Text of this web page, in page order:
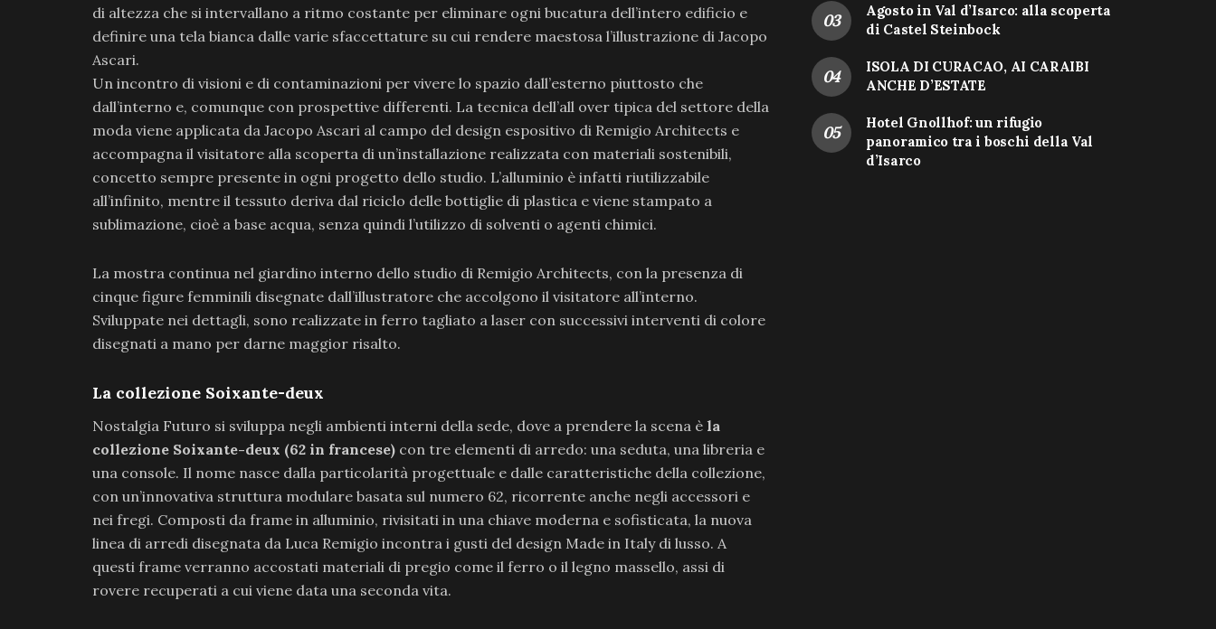
di altezza che si intervallano a ritmo costante per eliminare ogni bucatura dell’intero edificio e
definire una tela bianca dalle varie sfaccettature su cui rendere maestosa l’illustrazione di Jacopo
Ascari.
Un incontro di visioni e di contaminazioni per vivere lo spazio dall’esterno piuttosto che
dall’interno e, comunque con prospettive differenti. La tecnica dell’all over tipica del settore della
moda viene applicata da Jacopo Ascari al campo del design espositivo di Remigio Architects e
accompagna il visitatore alla scoperta di un’installazione realizzata con materiali sostenibili,
concetto sempre presente in ogni progetto dello studio. L’alluminio è infatti riutilizzabile
all’infinito, mentre il tessuto deriva dal riciclo delle bottiglie di plastica e viene stampato a
sublimazione, cioè a base acqua, senza quindi l’utilizzo di solventi o agenti chimici.
La mostra continua nel giardino interno dello studio di Remigio Architects, con la presenza di
cinque figure femminili disegnate dall’illustratore che accolgono il visitatore all’interno.
Sviluppate nei dettagli, sono realizzate in ferro tagliato a laser con successivi interventi di colore
disegnati a mano per darne maggior risalto.
La collezione Soixante-deux
Nostalgia Futuro si sviluppa negli ambienti interni della sede, dove a prendere la scena è la
collezione Soixante-deux (62 in francese) con tre elementi di arredo: una seduta, una libreria e
una console. Il nome nasce dalla particolarità progettuale e dalle caratteristiche della collezione,
con un’innovativa struttura modulare basata sul numero 62, ricorrente anche negli accessori e
nei fregi. Composti da frame in alluminio, rivisitati in una chiave moderna e sofisticata, la nuova
linea di arredi disegnata da Luca Remigio incontra i gusti del design Made in Italy di lusso. A
questi frame verranno accostati materiali di pregio come il ferro o il legno massello, assi di
rovere recuperati a cui viene data una seconda vita.
Agosto in Val d’Isarco: alla scoperta
di Castel Steinbock
ISOLA DI CURACAO, AI CARAIBI
ANCHE D’ESTATE
Hotel Gnollhof: un rifugio
panoramico tra i boschi della Val
d’Isarco